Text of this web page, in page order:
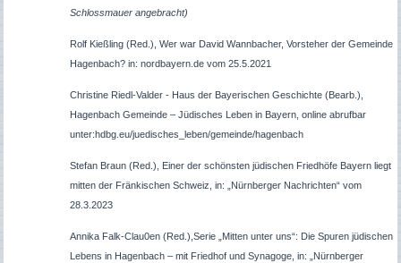
Schlossmauer angebracht)
Rolf Kießling (Red.), Wer war David Wannbacher, Vorsteher der Gemeinde
Hagenbach? in: nordbayern.de vom 25.5.2021
Christine Riedl-Valder- Haus der Bayerischen Geschichte (Bearb.),
HagenbachGemeinde– Jüdisches Leben in Bayern, online abrufbar
unter:hdbg.eu/juedisches_leben/gemeinde/hagenbach
Stefan Braun (Red.), Einer der schönsten jüdischen Friedhöfe Bayern liegt
mitten der Fränkischen Schweiz, in: „Nürnberger Nachrichten“ vom
28.3.2023
Annika Falk-Clau0en (Red.),Serie „Mitten unter uns“: Die Spuren jüdischen
Lebens in Hagenbach – mit Friedhof und Synagoge, in: „Nürnberger